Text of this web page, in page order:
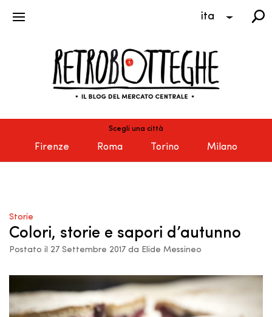
ita
Scegli una città
Firenze Roma Torino Milano
Storie
Colori, storie e sapori d’autunno
Postato il 27 Settembre 2017 da Elide Messineo